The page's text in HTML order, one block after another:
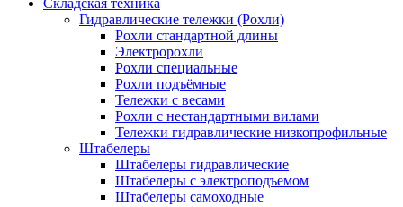
Складская техника
Гидравлические тележки (Рохли)
Рохли стандартной длины
Электророхли
Рохли специальные
Рохли подъёмные
Тележки с весами
Рохли с нестандартными вилами
Тележки гидравлические низкопрофильные
Штабелеры
Штабелеры гидравлические
Штабелеры с электроподъемом
Штабелеры самоходные